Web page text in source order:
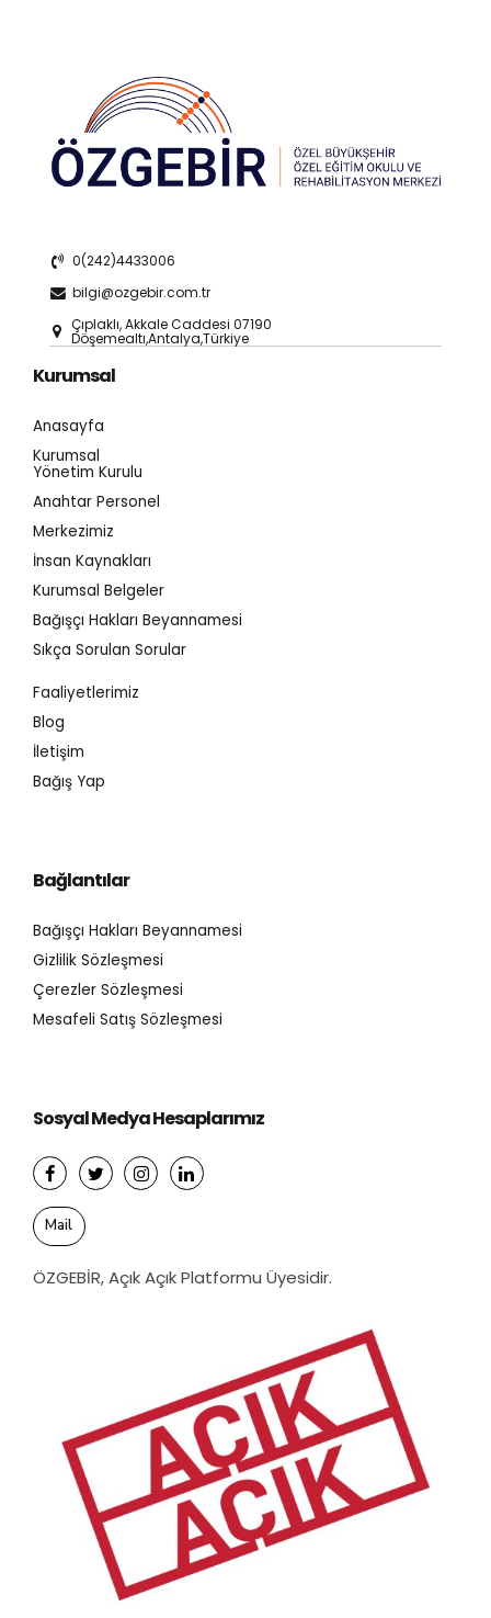
0(242)4433006
bilgi@ozgebir.com.tr
Çıplaklı, Akkale Caddesi 07190
Döşemealtı,Antalya,Türkiye
Kurumsal
Anasayfa
Kurumsal
Yönetim Kurulu
Anahtar Personel
Merkezimiz
İnsan Kaynakları
Kurumsal Belgeler
Bağışçı Hakları Beyannamesi
Sıkça Sorulan Sorular
Faaliyetlerimiz
Blog
İletişim
Bağış Yap
Bağlantılar
Bağışçı Hakları Beyannamesi
Gizlilik Sözleşmesi
Çerezler Sözleşmesi
Mesafeli Satış Sözleşmesi
Sosyal Medya Hesaplarımız
Mail
ÖZGEBİR, Açık Açık Platformu Üyesidir.